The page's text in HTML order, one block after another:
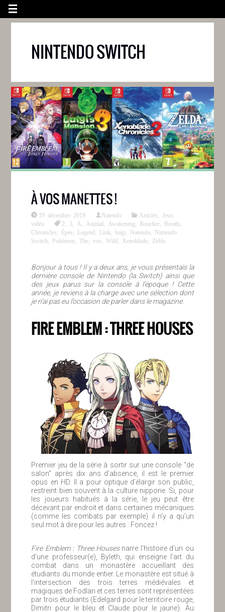
NINTENDO SWITCH
À VOS MANETTES !
19 décembre 2019 Natendo Articles
Jeux
vidéo
2 3 À Animal Awakening Bouclier Breath
Chronicles
Épée Legend Link luigi Natendo
Nintendo
Switch
Pokémon ,The ,vos ,Wild Xenoblade Zelda
Bonjour à tous ! Il y a deux ans, je vous présentais la
dernière console de Nintendo (la Switch) ainsi que
des jeux parus sur la console à l’époque ! Cette
année, je reviens à la charge avec une sélection dont
je n’ai pas eu l’occasion de parler dans le magazine.
FIRE EMBLEM : THREE HOUSES
Premier jeu de la série à sortir sur une console “de
salon” après dix ans d’absence, il est le premier
opus en HD. Il a pour optique d’élargir son public,
restreint bien souvent à la culture nippone. Si, pour
les joueurs habitués à la série, le jeu peut être
décevant par endroit et dans certaines mécaniques
(comme les combats par exemple) il n’y a qu’un
seul mot à dire pour les autres : Foncez !
Fire Emblem : Three Housesnarre l’histoire d’un ou
d’une professeur(e), Byleth, qui enseigne l’art du
combat dans un monastère accueillant des
étudiants du monde entier. Le monastère est situé à
l’intersection des trois terres médiévales et
magiques de Fodlan et ces terres sont représentées
par trois étudiants (Edelgard pour le territoire rouge,
Dimitri pour le bleu et Claude pour le jaune). Au